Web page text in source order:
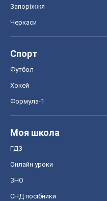
Запоріжжя
Черкаси
Спорт
Футбол
Хокей
Формула-1
Моя школа
ГДЗ
Онлайн уроки
ЗНО
СНД посібники